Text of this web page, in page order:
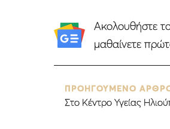
Ακολουθήστε
μαθαίνετε
ΠΡΟΗΓΟΥΜΕΝΟ
Στο Κέντρο Υγείας